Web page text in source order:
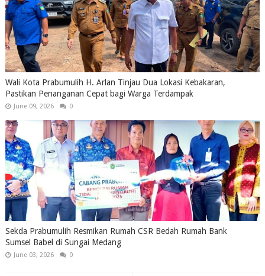
Wali Kota Prabumulih H. Arlan Tinjau Dua Lokasi Kebakaran,
Pastikan Penanganan Cepat bagi Warga Terdampak
June 09, 2026 0
Sekda Prabumulih Resmikan Rumah CSR Bedah Rumah Bank
Sumsel Babel di Sungai Medang
June 03, 2026 0